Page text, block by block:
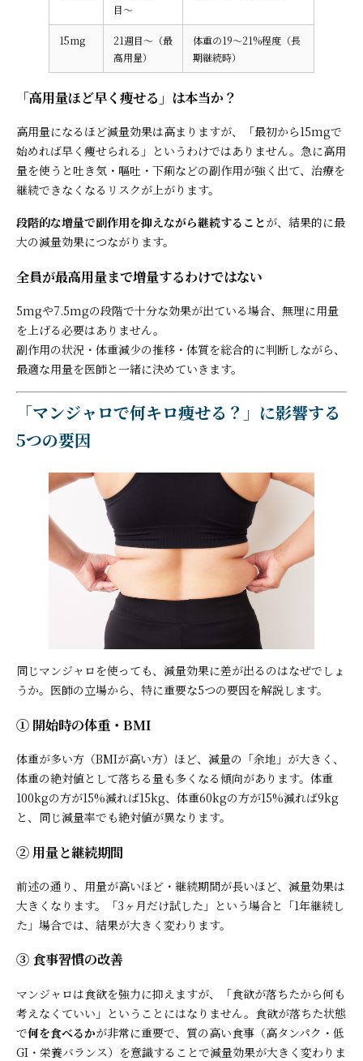
目〜
15mg
21週目〜（最
高用量）
体重の19〜21%程度（長
期継続時）
「高用量ほど早く痩せる」は本当か？
高用量になるほど減量効果は高まりますが、「最初から15mgで
始めれば早く痩せられる」というわけではありません。急に高用
量を使うと吐き気・嘔吐・下痢などの副作用が強く出て、治療を
継続できなくなるリスクが上がります。
段階的な増量で副作用を抑えながら継続することが、結果的に最
大の減量効果につながります。
全員が最高用量まで増量するわけではない
5mgや7.5mgの段階で十分な効果が出ている場合、無理に用量
を上げる必要はありません。
副作用の状況・体重減少の推移・体質を総合的に判断しながら、
最適な用量を医師と一緒に決めていきます。
「マンジャロで何キロ痩せる？」に影響する
5つの要因
同じマンジャロを使っても、減量効果に差が出るのはなぜでしょ
うか。医師の立場から、特に重要な5つの要因を解説します。
① 開始時の体重・BMI
体重が多い方（BMIが高い方）ほど、減量の「余地」が大きく、
体重の絶対値として落ちる量も多くなる傾向があります。体重
100kgの方が15%減れば15kg、体重60kgの方が15%減れば9kg
と、同じ減量率でも絶対値が異なります。
② 用量と継続期間
前述の通り、用量が高いほど・継続期間が長いほど、減量効果は
大きくなります。「3ヶ月だけ試した」という場合と「1年継続し
た」場合では、結果が大きく変わります。
③ 食事習慣の改善
マンジャロは食欲を強力に抑えますが、「食欲が落ちたから何も
考えなくていい」ということにはなりません。食欲が落ちた状態
で何を食べるかが非常に重要で、質の高い食事（高タンパク・低
GI・栄養バランス）を意識することで減量効果が大きく変わりま